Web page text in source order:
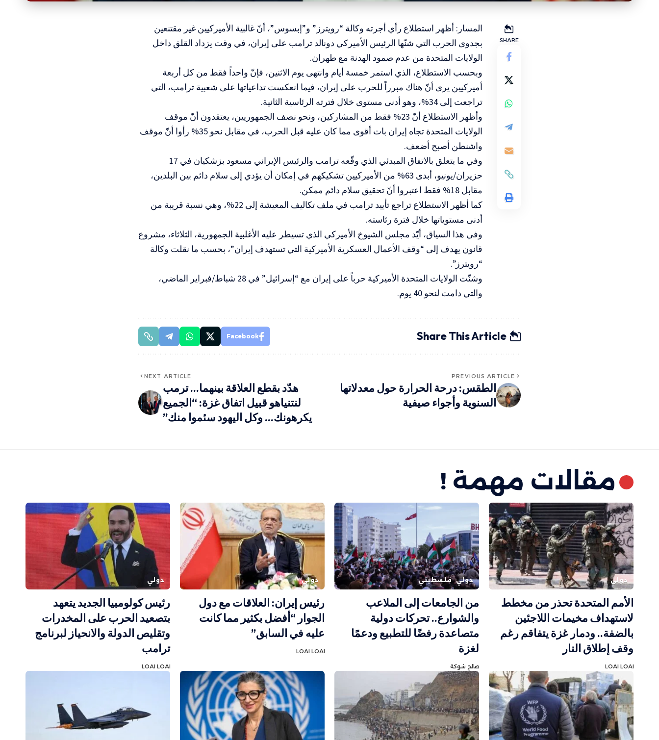
SHARE
المسار: أظهر استطلاع رأي أجرته وكالة “رويترز” و”إبسوس”، أنّ غالبية الأميركيين غير مقتنعين
بجدوى الحرب التي شنّها الرئيس الأميركي دونالد ترامب على إيران، في وقت يزداد القلق داخل
الولايات المتحدة من عدم صمود الهدنة مع طهران.
وبحسب الاستطلاع، الذي استمر خمسة أيام وانتهى يوم الاثنين، فإنّ واحداً فقط من كل أربعة
أميركيين يرى أنّ هناك مبرراً للحرب على إيران، فيما انعكست تداعياتها على شعبية ترامب، التي
تراجعت إلى 34%، وهو أدنى مستوى خلال فترته الرئاسية الثانية.
وأظهر الاستطلاع أنّ 23% فقط من المشاركين، ونحو نصف الجمهوريين، يعتقدون أنّ موقف
الولايات المتحدة تجاه إيران بات أقوى مما كان عليه قبل الحرب، في مقابل نحو 35% رأوا أنّ موقف
واشنطن أصبح أضعف.
وفي ما يتعلق بالاتفاق المبدئي الذي وقّعه ترامب والرئيس الإيراني مسعود بزشكيان في 17
حزيران/يونيو، أبدى 63% من الأميركيين تشكيكهم في إمكان أن يؤدي إلى سلام دائم بين البلدين،
مقابل 18% فقط اعتبروا أنّ تحقيق سلام دائم ممكن.
كما أظهر الاستطلاع تراجع تأييد ترامب في ملف تكاليف المعيشة إلى 22%، وهي نسبة قريبة من
أدنى مستوياتها خلال فترة رئاسته.
وفي هذا السياق، أيّد ⁠مجلس الشيوخ الأميركي الذي تسيطر عليه الأغلبية ⁠الجمهورية، الثلاثاء، مشروع
قانون يهدف إلى “وقف الأعمال العسكرية الأميركية التي تستهدف إيران”، بحسب ما نقلت وكالة
“رويترز”.
وشنّت الولايات المتحدة الأميركية حرباً على إيران مع “إسرائيل” في 28 شباط/فبراير الماضي،
والتي دامت لنحو 40 يوم.
Share This Article
Facebook
PREVIOUS ARTICLE
الطقس: درحة الحرارة حول معدلاتها
السنوية وأجواء صيفية
NEXT ARTICLE
هدّد بقطع العلاقة بينهما… ترمب
لنتنياهو قبيل اتفاق غزة: “الجميع
يكرهونك… وكل اليهود سئموا منك”
مقالات مهمة !
دولي
الأمم المتحدة تحذر من مخطط
لاستهداف مخيمات اللاجئين
بالضفة.. ودمار غزة يتفاقم رغم
وقف إطلاق النار
LOAI LOAI
دولي فلسطيني
من الجامعات إلى الملاعب
والشوارع.. تحركات دولية
متصاعدة رفضًا للتطبيع ودعمًا
لغزة
صالح شوكة
دولي
رئيس إيران: العلاقات مع دول
الجوار “أفضل بكثير مما كانت
عليه في السابق”
LOAI LOAI
دولي
رئيس كولومبيا الجديد يتعهد
بتصعيد الحرب على المخدرات
وتقليص الدولة والانحياز لبرنامج
ترامب
LOAI LOAI